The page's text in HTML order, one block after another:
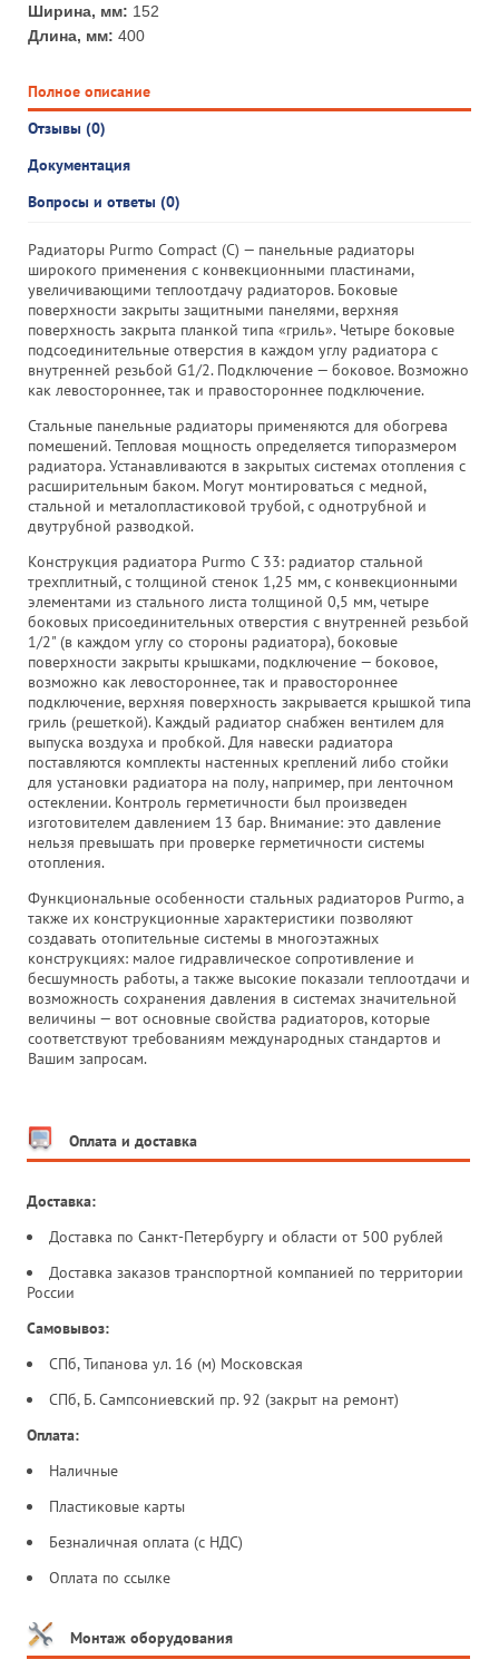
Ширина, мм: 152
Длина, мм: 400
Полное описание
Отзывы (0)
Документация
Вопросы и ответы (0)
Радиаторы Purmo Compact (C) — панельные радиаторы
широкого применения с конвекционными пластинами,
увеличивающими теплоотдачу радиаторов. Боковые
поверхности закрыты защитными панелями, верхняя
поверхность закрыта планкой типа «гриль». Четыре боковые
подсоединительные отверстия в каждом углу радиатора с
внутренней резьбой G1/2. Подключение — боковое. Возможно
как левостороннее, так и правостороннее подключение.
Стальные панельные радиаторы применяются для обогрева
помешений. Тепловая мощность определяется типоразмером
радиатора. Устанавливаются в закрытых системах отопления с
расширительным баком. Могут монтироваться с медной,
стальной и металопластиковой трубой, с однотрубной и
двутрубной разводкой.
Конструкция радиатора Purmo C 33: радиатор стальной
трехплитный, с толщиной стенок 1,25 мм, с конвекционными
элементами из стального листа толщиной 0,5 мм, четыре
боковых присоединительных отверстия с внутренней резьбой
1/2" (в каждом углу со стороны радиатора), боковые
поверхности закрыты крышками, подключение — боковое,
возможно как левостороннее, так и правостороннее
подключение, верхняя поверхность закрывается крышкой типа
гриль (решеткой). Каждый радиатор снабжен вентилем для
выпуска воздуха и пробкой. Для навески радиатора
поставляются комплекты настенных креплений либо стойки
для установки радиатора на полу, например, при ленточном
остеклении. Контроль герметичности был произведен
изготовителем давлением 13 бар. Внимание: это давление
нельзя превышать при проверке герметичности системы
отопления.
Функциональные особенности стальных радиаторов Purmo, а
также их конструкционные характеристики позволяют
создавать отопительные системы в многоэтажных
конструкциях: малое гидравлическое сопротивление и
бесшумность работы, а также высокие показали теплоотдачи и
возможность сохранения давления в системах значительной
величины — вот основные свойства радиаторов, которые
соответствуют требованиям международных стандартов и
Вашим запросам.
Оплата и доставка
Доставка:
Доставка по Санкт-Петербургу и области от 500 рублей
Доставка заказов транспортной компанией по территории
России
Самовывоз:
СПб, Типанова ул. 16 (м) Московская
СПб, Б. Сампсониевский пр. 92 (закрыт на ремонт)
Оплата:
Наличные
Пластиковые карты
Безналичная оплата (с НДС)
Оплата по ссылке
Монтаж оборудования